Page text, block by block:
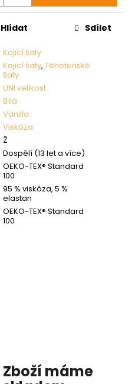
Kojicí šaty
Kojicí šaty, Těhotenské
šaty
UNI velikost
Bílá
Vanilla
Viskóza
Ž
Dospělí (13 let a více)
OEKO-TEX® Standard
100
95 % viskóza, 5 %
elastan
OEKO-TEX® Standard
100
Hlídat Sdílet
Zboží máme